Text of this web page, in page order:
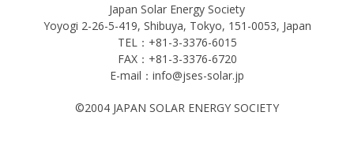
Japan Solar Energy Society
Yoyogi 2-26-5-419, Shibuya, Tokyo, 151-0053, Japan
TEL：+81-3-3376-6015
FAX：+81-3-3376-6720
E-mail：info@jses-solar.jp
©2004 JAPAN SOLAR ENERGY SOCIETY